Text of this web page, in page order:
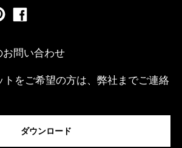
問い合わせ
トをご希望の方は、弊社までご連絡
ダウンロード